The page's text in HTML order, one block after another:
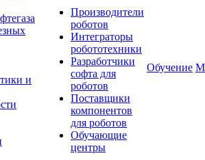
и
Производители
роботов
Интеграторы
робототехники
Разработчики
софта для
роботов
Поставщики
компонентов
для роботов
Обучающие
центры
Обучение